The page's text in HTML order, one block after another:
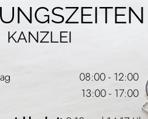
KANZLEI
08:00 - 12:00
13:00 - 17:00